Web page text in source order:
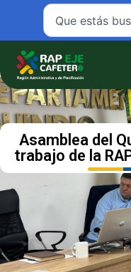
Asamblea del
trabajo de la